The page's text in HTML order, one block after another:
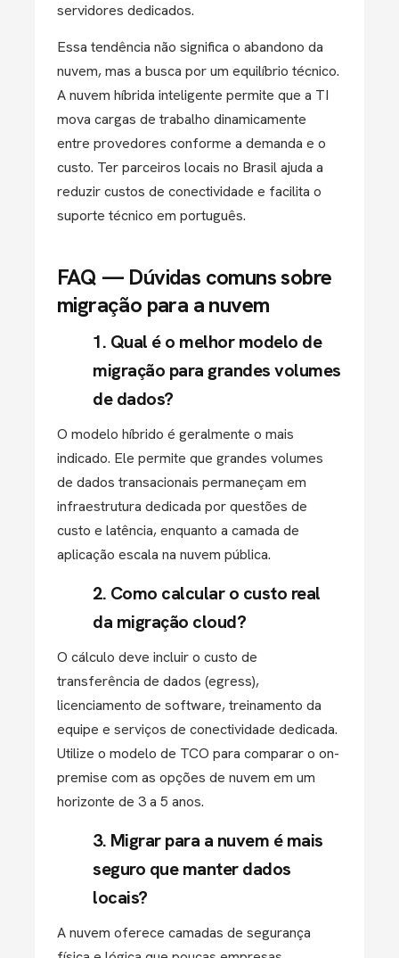
servidores dedicados.
Essa tendência não significa o abandono da
nuvem, mas a busca por um equilíbrio técnico.
A nuvem híbrida inteligente permite que a TI
mova cargas de trabalho dinamicamente
entre provedores conforme a demanda e o
custo. Ter parceiros locais no Brasil ajuda a
reduzir custos de conectividade e facilita o
suporte técnico em português.
FAQ — Dúvidas comuns sobre
migração para a nuvem
1. Qual é o melhor modelo de
migração para grandes volumes
de dados?
O modelo híbrido é geralmente o mais
indicado. Ele permite que grandes volumes
de dados transacionais permaneçam em
infraestrutura dedicada por questões de
custo e latência, enquanto a camada de
aplicação escala na nuvem pública.
2. Como calcular o custo real
da migração cloud?
O cálculo deve incluir o custo de
transferência de dados (egress),
licenciamento de software, treinamento da
equipe e serviços de conectividade dedicada.
Utilize o modelo de TCO para comparar o on-
premise com as opções de nuvem em um
horizonte de 3 a 5 anos.
3. Migrar para a nuvem é mais
seguro que manter dados
locais?
A nuvem oferece camadas de segurança